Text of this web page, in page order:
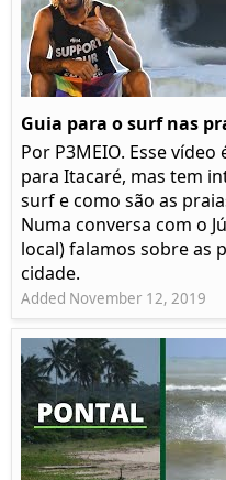
Guia para o surf nas
Por P3MEIO. Esse
para Itacaré, mas tem
surf e como são as
Numa conversa com o
local) falamos sobre as
cidade.
Added November 12, 2019